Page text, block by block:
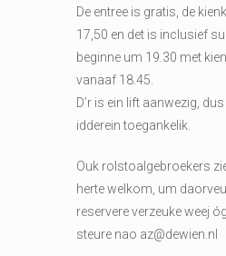
De entree is gratis, de
17,50 en det is inclusief
beginne um 19.30 met
vanaaf 18.45.
D’r is ein lift aanwezig,
idderein toegankelik.
Ouk rolstoalgebroekers
herte welkom, um
reservere verzeuke weej
steure nao az@dewien.nl